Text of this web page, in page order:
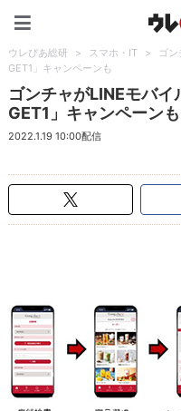
ウレぴあ総研 > スマホ・IT >
ゴン
GET1」キャンペーンも
ゴンチャがLINEモバ
GET1」キャンペーンも
2022.1.19 10:00配信